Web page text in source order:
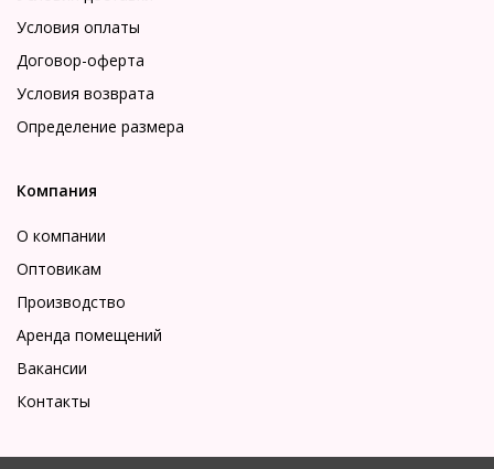
Условия оплаты
Договор-оферта
Условия возврата
Определение размера
Компания
О компании
Оптовикам
Производство
Аренда помещений
Вакансии
Контакты